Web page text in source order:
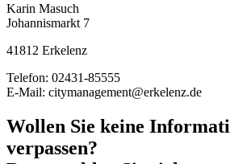
Karin Masuch
Johannismarkt 7
41812 Erkelenz
Telefon: 02431-85555
E-Mail: citymanagement@erkelenz.de
Wollen Sie keine
verpassen?